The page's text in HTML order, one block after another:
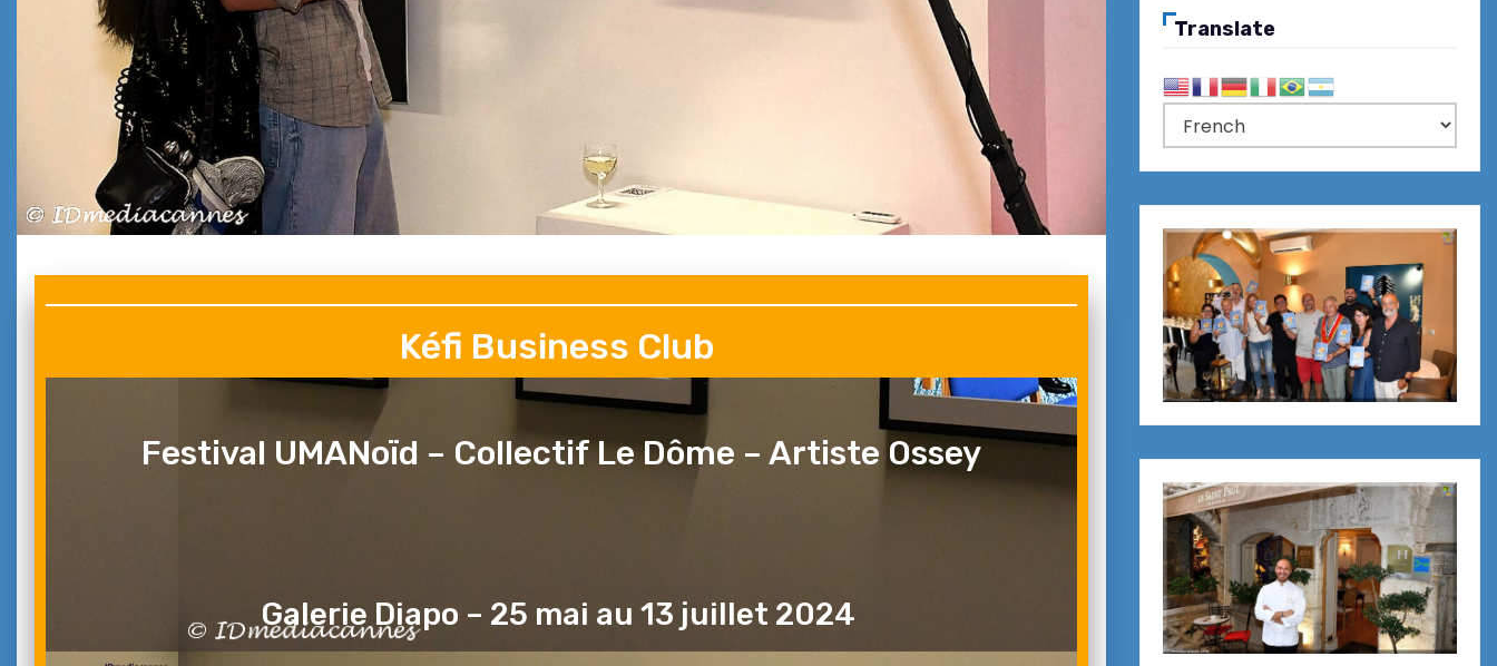
Kéfi Business Club
Festival UMANoïd – Collectif Le Dôme – Artiste Ossey
Galerie Diapo – 25 mai au 13 juillet 2024
Translate